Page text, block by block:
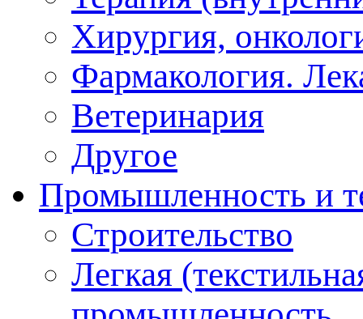
Хирургия,
Фармакология.
Ветеринария
Другое
Промышленность и
Строительство
Легкая